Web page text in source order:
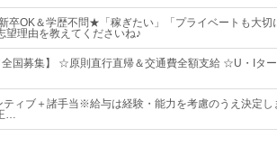
卒OK＆学歴不問★「稼ぎたい」「プライベートも大
望理由を教えてくださいね♪
全国募集】 ☆原則直行直帰＆交通費全額支給 ☆U・Iタ
ティブ＋諸手当※給与は経験・能力を考慮のうえ決定
…